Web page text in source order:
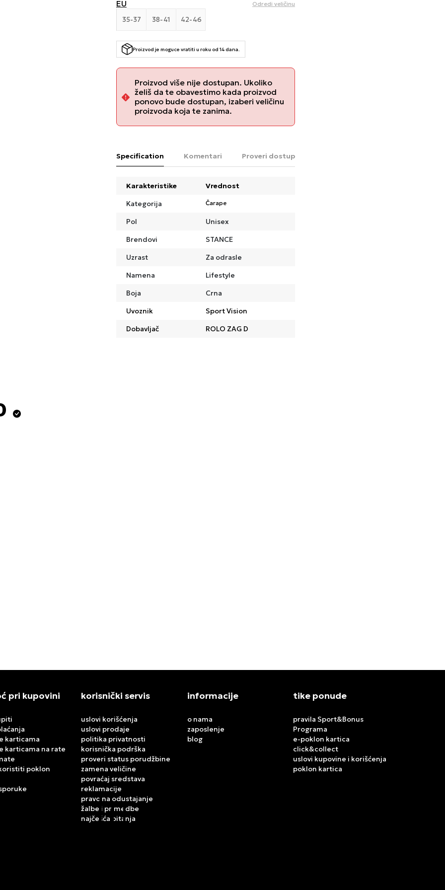
EU Odredi veličinu
35-37 38-41 42-46
Proizvod je moguce vratiti u roku od 14 dana.
Proizvod više nije dostupan. Ukoliko
želiš da te obavestimo kada proizvod
ponovo bude dostupan, izaberi veličinu
proizvoda koja te zanima.
Specification Komentari Proveri dostupnost u radnjama
Karakteristike
Vrednost
Kategorija
Čarape
Pol
Unisex
Brendovi
STANCE
Uzrast
Za odrasle
Namena
Lifestyle
Boja
Crna
Uvoznik
Sport Vision
Dobavljač
ROLO ZAG D
pri kupovini
karticama
karticama na rate
poklon
korisnički servis
uslovi korišćenja
uslovi prodaje
politika privatnosti
korisnička podrška
proveri status porudžbine
zamena veličine
povraćaj sredstava
reklamacije
pravo na odustajanje
žalbe i primedbe
najčešća pitanja
informacije
o nama
zaposlenje
blog
tike ponude
pravila Sport&Bonus
Programa
e-poklon kartica
click&collect
uslovi kupovine i korišćenja
poklon kartica